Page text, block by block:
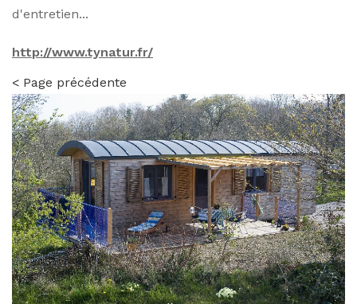
d'entretien...
http://www.tynatur.fr/
< Page précédente